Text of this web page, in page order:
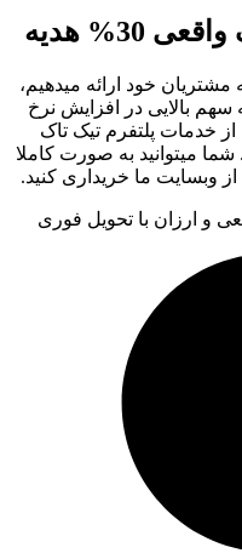
هدیه
خود ارائه میدهیم،
بالایی در افزایش نرخ
از خدمات پلتفرم تیک تاک
شما میتوانید به‌ صورت کاملا
وبسایت ما خریداری کنید.